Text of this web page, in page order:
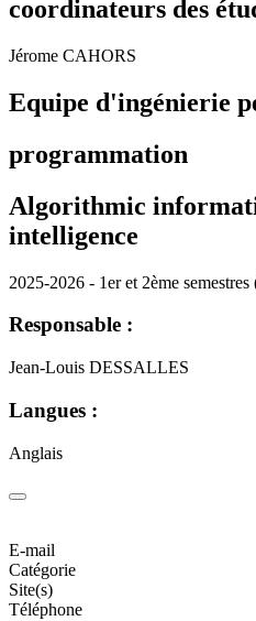
coordinateurs des
Jérome CAHORS
Equipe d'ingénierie
programmation
Algorithmic
intelligence
2025-2026 - 1er et 2ème
Responsable :
Jean-Louis DESSALLES
Langues :
Anglais
E-mail
Catégorie
Site(s)
Téléphone